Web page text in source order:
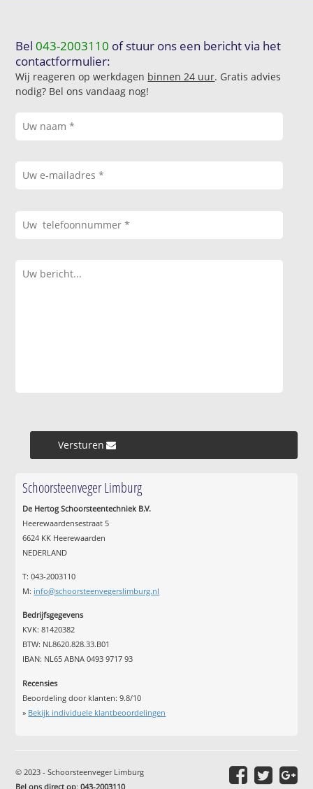
Bel043-2003110 of stuur ons een bericht via het
contactformulier:
Wij reageren op werkdagen binnen 24 uur. Gratis advies
nodig? Bel ons vandaag nog!
Versturen »
Schoorsteenveger Limburg
De Hertog Schoorsteentechniek B.V.
Heerewaardensestraat 5
6624 KK Heerewaarden
NEDERLAND
T: 043-2003110
M: info@schoorsteenvegerslimburg.nl
Bedrijfsgegevens
KVK: 81420382
BTW: NL8620.828.33.B01
IBAN: NL65 ABNA 0493 9717 93
Recensies
Beoordeling door klanten:9.8/10
» Bekijk individuele klantbeoordelingen
© 2023 - Schoorsteenveger Limburg
Bel ons direct op:043-2003110